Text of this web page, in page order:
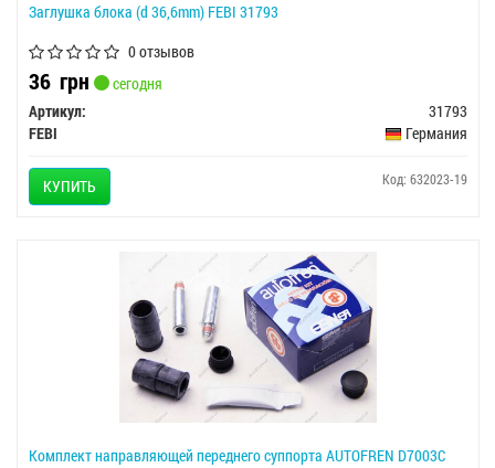
Заглушка блока (d 36,6mm) FEBI 31793
0 отзывов
36 грн
сегодня
Артикул:
31793
FEBI
Германия
КУПИТЬ Код: 632023-19
Комплект направляющей переднего суппорта AUTOFREN D7003C